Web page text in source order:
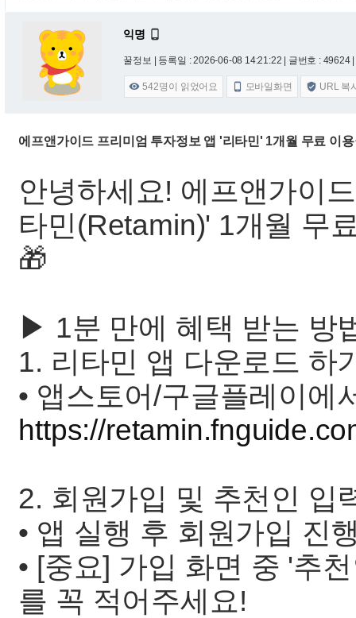
익명 
꿀정보 | 등록일 : 2026-06-08 14:21:22 | 글번호 : 49624
 542명이 읽었어요  모바일화면  URL 복
에프앤가이드 프리미엄 투자정보 앱 '리타민' 1개월 무료 이
안녕하세요! 에프앤가이
타민(Retamin)' 1개월 무
🎁
▶ 1분 만에 혜택 받는 방
1. 리타민 앱 다운로드 하
• 앱스토어/구글플레이에
https://
2. 회원가입 및 추천인 입
• 앱 실행 후 회원가입 진
• [중요] 가입 화면 중 '추
를 꼭 적어주세요!